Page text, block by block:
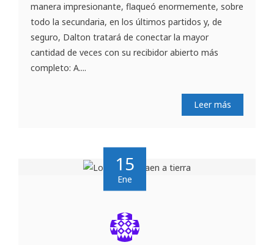
manera impresionante, flaqueó enormemente, sobre
todo la secundaria, en los últimos partidos y, de
seguro, Dalton tratará de conectar la mayor
cantidad de veces con su recibidor abierto más
completo: A....
Leer más
15
Ene